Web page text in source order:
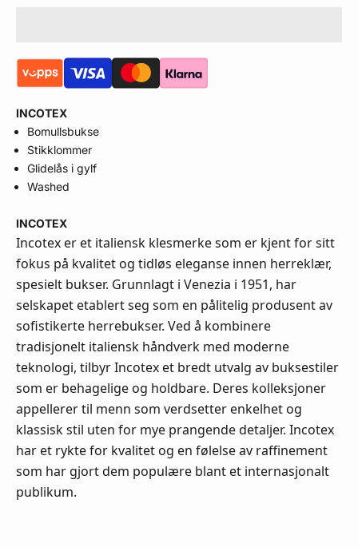
INCOTEX
Bomullsbukse
Stikklommer
Glidelås i gylf
Washed
INCOTEX
Incotex er et italiensk klesmerke som er kjent for sitt
fokus på kvalitet og tidløs eleganse innen herreklær,
spesielt bukser. Grunnlagt i Venezia i 1951, har
selskapet etablert seg som en pålitelig produsent av
sofistikerte herrebukser. Ved å kombinere
tradisjonelt italiensk håndverk med moderne
teknologi, tilbyr Incotex et bredt utvalg av buksestiler
som er behagelige og holdbare. Deres kolleksjoner
appellerer til menn som verdsetter enkelhet og
klassisk stil uten for mye prangende detaljer. Incotex
har et rykte for kvalitet og en følelse av raffinement
som har gjort dem populære blant et internasjonalt
publikum.